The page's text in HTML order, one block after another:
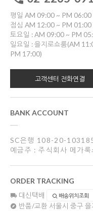
평일 AM 09:00 ~ PM 06:00
점심 AM 12:00 ~ PM 01:00
토요일 : AM 09:00 ~ PM
일요일 : 을지로쇼룸(AM
PM 17:00)
고객센터 전화연결
BANK ACCOUNT
SC은행 108-20-
예금주 : 주식회사 메가룩
ORDER TRACKING
대신택배 배송위치조회
반품/교환 서울시 중구